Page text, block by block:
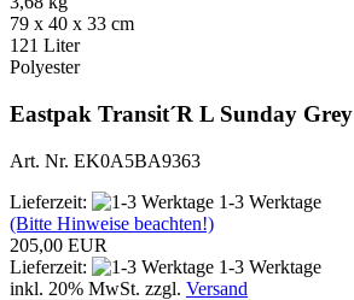
79 x 40 x 33 cm
121 Liter
Polyester
Eastpak Transit´R L Sunday Grey
Art. Nr. EK0A5BA9363
Lieferzeit:
1-3 Werktage
(Bitte Hinweise beachten!)
205,00 EUR
Lieferzeit:
1-3 Werktage
inkl. 20% MwSt. zzgl. Versand